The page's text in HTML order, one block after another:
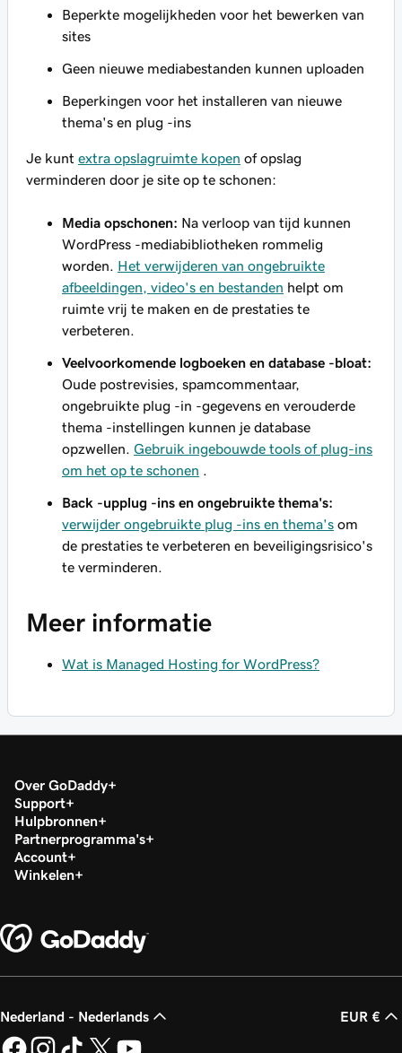
Beperkte mogelijkheden voor het bewerken van
sites
Geen nieuwe mediabestanden kunnen uploaden
Beperkingen voor het installeren van nieuwe
thema's en plug -ins
Je kunt extra opslagruimte kopen of opslag
verminderen door je site op te schonen:
Media opschonen: Na verloop van tijd kunnen
WordPress -mediabibliotheken rommelig
worden. Het verwijderen van ongebruikte
afbeeldingen, video's en bestanden helpt om
ruimte vrij te maken en de prestaties te
verbeteren.
Veelvoorkomende logboeken en database -bloat:
Oude postrevisies, spamcommentaar,
ongebruikte plug -in -gegevens en verouderde
thema -instellingen kunnen je database
opzwellen. Gebruik ingebouwde tools of plug-ins
om het op te schonen
Back -upplug -ins en ongebruikte thema's:
verwijder ongebruikte plug -ins en thema's om
de prestaties te verbeteren en beveiligingsrisico's
te verminderen.
Meer informatie
Wat is Managed Hosting for WordPress?
Over GoDaddy
Support
Hulpbronnen
Partnerprogramma's
Account
Winkelen
Nederland - Nederlands EUR €